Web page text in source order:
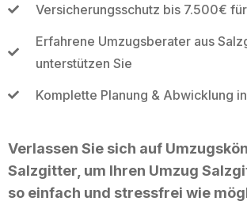
Versicherungsschutz bis 7.500€
Erfahrene Umzugsberater aus
unterstützen Sie
Komplette Planung & Abwicklung
Verlassen Sie sich auf
Salzgitter, um Ihren Umzug
so einfach und stressfrei wie